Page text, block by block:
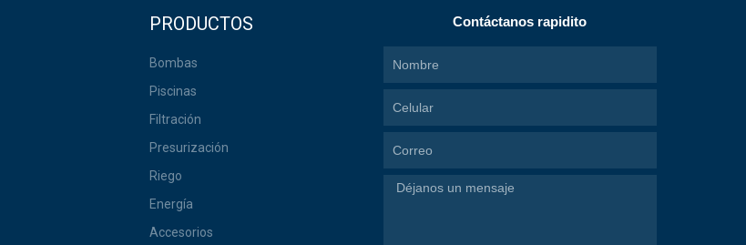
PRODUCTOS
Bombas
Piscinas
Filtración
Presurización
Riego
Energía
Accesorios
Contáctanos rapidito